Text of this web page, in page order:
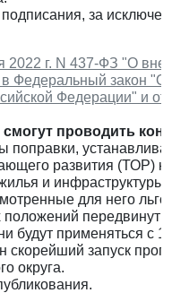
подписания, за
2022 г. N 437-ФЗ "О
Федеральный закон
Федерации" и
проводить
развития (ТОР)
и
для него
передвинут
будут применяться с
скорейший запуск
округа.